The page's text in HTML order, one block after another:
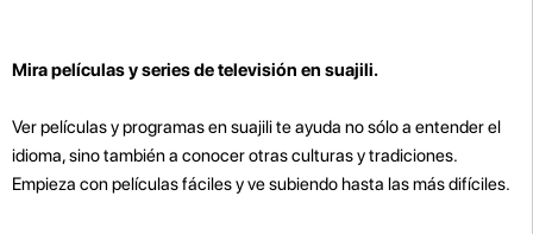
Mira películas y series de televisión en suajili.
Ver películas y programas en suajili te ayuda no sólo a entender el
idioma, sino también a conocer otras culturas y tradiciones.
Empieza con películas fáciles y ve subiendo hasta las más difíciles.